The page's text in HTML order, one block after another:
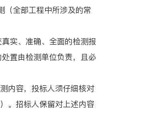
全部工程中所涉及的常
实、准确、全面的检测报
置由检测单位负责，且必
内容，投标人须仔细核对
。招标人保留对上述内容